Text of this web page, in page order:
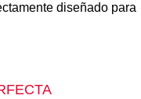
diseñado para